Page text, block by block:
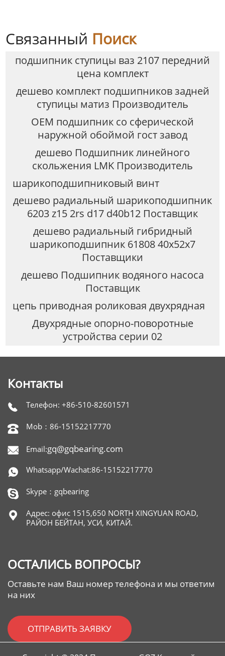
Связанный Поиск
подшипник ступицы ваз 2107 передний
цена комплект
дешево комплект подшипников задней
ступицы матиз Производитель
OEM подшипник со сферической
наружной обоймой гост завод
дешево Подшипник линейного
скольжения LMK Производитель
шарикоподшипниковый винт
дешево радиальный шарикоподшипник
6203 z15 2rs d17 d40b12 Поставщик
дешево радиальный гибридный
шарикоподшипник 61808 40x52x7
Поставщики
дешево Подшипник водяного насоса
Поставщик
цепь приводная роликовая двухрядная
Двухрядные опорно-поворотные
устройства серии 02
Контакты
 Телефон: +86-510-82601571
 Mob：86-15152217770
 Email:gq@gqbearing.com
 Whatsapp/Wachat:86-15152217770
 Skype：gqbearing

Адрес: офис 1515,650 NORTH XINGYUAN ROAD,
РАЙОН БЕЙТАН, УСИ, КИТАЙ.
ОСТАЛИСЬ ВОПРОСЫ?
Оставьте нам Ваш номер телефона и мы ответим
на них
ОТПРАВИТЬ ЗАЯВКУ